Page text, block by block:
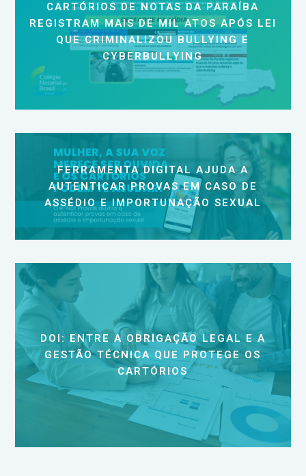
CARTÓRIOS DE NOTAS DA PARAÍBA
REGISTRAM MAIS DE MIL ATOS APÓS LEI
QUE CRIMINALIZOU BULLYING E
CYBERBULLYING
FERRAMENTA DIGITAL AJUDA A
AUTENTICAR PROVAS EM CASO DE
ASSÉDIO E IMPORTUNAÇÃO SEXUAL
DOI: ENTRE A OBRIGAÇÃO LEGAL E A
GESTÃO TÉCNICA QUE PROTEGE OS
CARTÓRIOS